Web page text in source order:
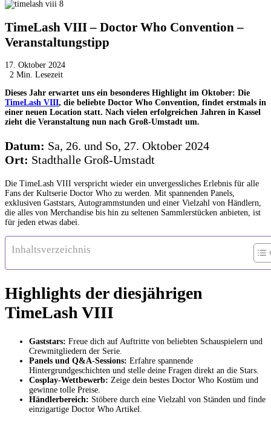
TimeLash VIII – Doctor Who Convention –
Veranstaltungstipp
17. Oktober 2024
2 Min. Lesezeit
Dieses Jahr erwartet uns ein besonderes Highlight im Oktober: Die
TimeLash VIII, die beliebte Doctor Who Convention, findet erstmals in
einer neuen Location statt. Nach vielen erfolgreichen Jahren in Kassel
zieht die Veranstaltung nun nach Groß-Umstadt um.
Datum: Sa, 26. und So, 27. Oktober 2024
Ort: Stadthalle Groß-Umstadt
Die TimeLash VIII verspricht wieder ein unvergessliches Erlebnis für alle
Fans der Kultserie Doctor Who zu werden. Mit spannenden Panels,
exklusiven Gaststars, Autogrammstunden und einer Vielzahl von Händlern,
die alles von Merchandise bis hin zu seltenen Sammlerstücken anbieten, ist
für jeden etwas dabei.
Inhaltsverzeichnis
Highlights der diesjährigen
TimeLash VIII
Gaststars: Freue dich auf Auftritte von beliebten Schauspielern und
Crewmitgliedern der Serie.
Panels und Q&A-Sessions: Erfahre spannende
Hintergrundgeschichten und stelle deine Fragen direkt an die Stars.
Cosplay-Wettbewerb: Zeige dein bestes Doctor Who Kostüm und
gewinne tolle Preise.
Händlerbereich: Stöbere durch eine Vielzahl von Ständen und finde
einzigartige Doctor Who Artikel.